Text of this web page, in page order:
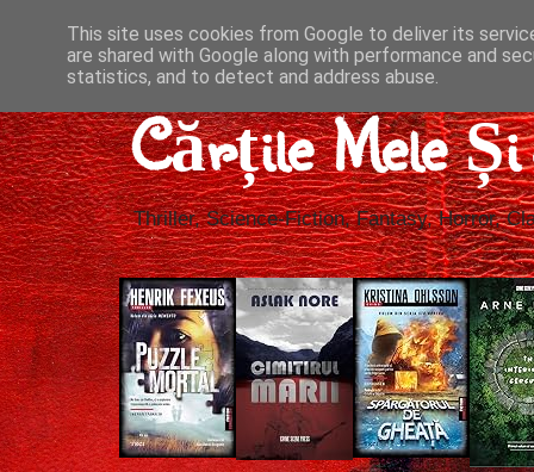
Cărțile Mele
Thriller, Science-Fiction, Fantasy, Horror,
This site uses cookies from Google to deliver its
are shared with Google along with performance and
statistics, and to detect and address abuse.